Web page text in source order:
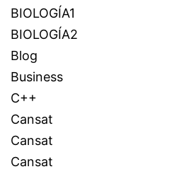
BIOLOGÍA1
BIOLOGÍA2
Blog
Business
C++
Cansat
Cansat
Cansat